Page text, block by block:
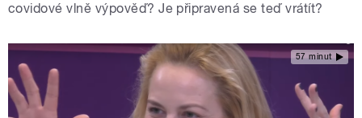
covidové vlně výpověď? Je připravená se teď vrátít?
57 minut